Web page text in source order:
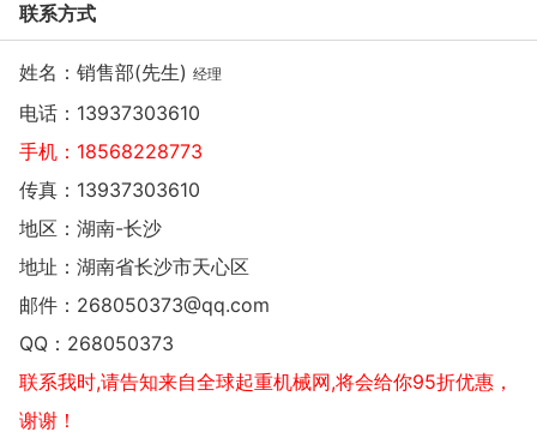
联系方式
姓名：销售部(先生) 经理
电话： 13937303610
手机： 18568228773
传真：13937303610
地区：湖南-长沙
地址： 湖南省长沙市天心区
邮件： 268050373@qq.com
QQ： 268050373
联系我时,请告知来自全球起重机械网,将会给你95折优惠，
谢谢！